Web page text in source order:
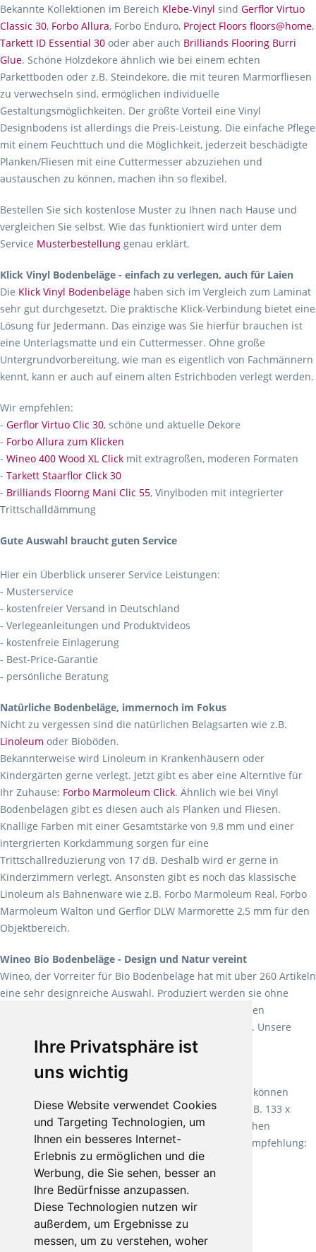
Ihre Privatsphäre ist
uns wichtig
Diese Website verwendet Cookies
und Targeting Technologien, um
Ihnen ein besseres Internet-
Erlebnis zu ermöglichen und die
Werbung, die Sie sehen, besser an
Ihre Bedürfnisse anzupassen.
Diese Technologien nutzen wir
außerdem, um Ergebnisse zu
messen, um zu verstehen, woher
Bekannte Kollektionen im Bereich Klebe-Vinyl sind Gerflor Virtuo
Classic 30, Forbo Allura, Forbo Enduro, Project Floors floors@home,
Tarkett ID Essential 30 oder aber auch Brilliands Flooring Burri
Glue. Schöne Holzdekore ähnlich wie bei einem echten
Parkettboden oder z.B. Steindekore, die mit teuren Marmorfliesen
zu verwechseln sind, ermöglichen individuelle
Gestaltungsmöglichkeiten. Der größte Vorteil eine Vinyl
Designbodens ist allerdings die Preis-Leistung. Die einfache Pflege
mit einem Feuchttuch und die Möglichkeit, jederzeit beschädigte
Planken/Fliesen mit eine Cuttermesser abzuziehen und
austauschen zu können, machen ihn so flexibel.
Bestellen Sie sich kostenlose Muster zu Ihnen nach Hause und
vergleichen Sie selbst. Wie das funktioniert wird unter dem
Service Musterbestellung genau erklärt.
Klick Vinyl Bodenbeläge - einfach zu verlegen, auch für Laien
Die Klick Vinyl Bodenbeläge haben sich im Vergleich zum Laminat
sehr gut durchgesetzt. Die praktische Klick-Verbindung bietet eine
Lösung für Jedermann. Das einzige was Sie hierfür brauchen ist
eine Unterlagsmatte und ein Cuttermesser. Ohne große
Untergrundvorbereitung, wie man es eigentlich von Fachmännern
kennt, kann er auch auf einem alten Estrichboden verlegt werden.
Wir empfehlen:
- Gerflor Virtuo Clic 30, schöne und aktuelle Dekore
- Forbo Allura zum Klicken
- Wineo 400 Wood XL Click mit extragroßen, moderen Formaten
- Tarkett Staarflor Click 30
- Brilliands Floorng Mani Clic 55, Vinylboden mit integrierter
Trittschalldämmung
Gute Auswahl braucht guten Service
Hier ein Überblick unserer Service Leistungen:
- Musterservice
- kostenfreier Versand in Deutschland
- Verlegeanleitungen und Produktvideos
- kostenfreie Einlagerung
- Best-Price-Garantie
- persönliche Beratung
Natürliche Bodenbeläge, immernoch im Fokus
Nicht zu vergessen sind die natürlichen Belagsarten wie z.B.
Linoleum oder Bioböden.
Bekannterweise wird Linoleum in Krankenhäusern oder
Kindergärten gerne verlegt. Jetzt gibt es aber eine Alterntive für
Ihr Zuhause: Forbo Marmoleum Click. Ähnlich wie bei Vinyl
Bodenbelägen gibt es diesen auch als Planken und Fliesen.
Knallige Farben mit einer Gesamtstärke von 9,8 mm und einer
intergrierten Korkdämmung sorgen für eine
Trittschallreduzierung von 17 dB. Deshalb wird er gerne in
Kinderzimmern verlegt. Ansonsten gibt es noch das klassische
Linoleum als Bahnenware wie z.B. Forbo Marmoleum Real, Forbo
Marmoleum Walton und Gerflor DLW Marmorette 2,5 mm für den
Objektbereich.
Wineo Bio Bodenbeläge - Design und Natur vereint
Wineo, der Vorreiter für Bio Bodenbeläge hat mit über 260 Artikeln
eine sehr designreiche Auswahl. Produziert werden sie ohne
Weichmacher und Lösungsmittel. Mit allen verfügbaren
Verlegearten ist er für jegliche Bauvorhaben attraktiv. Unsere
Empfehlung:Wineo 1000 Multi Layer XXL.
Teppiche für ein angenehmes Laufgefühl
machen es schon lange vor. Sie können
Teppich in Ihrem gewünschten Sondermaß kaufen, z.B. 133 x
60cm. Vor allem in Schlafzimmern aufgrund der weichen
Oberfläche ein sehr beliebter Zusatzboden. Unsere Empfehlung:
Fletco Fluffy und Fletco Hermelin